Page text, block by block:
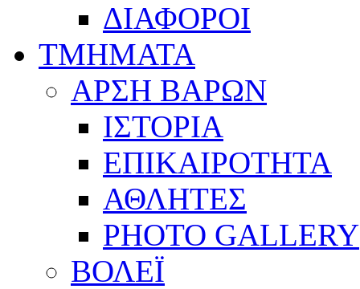
ΔΙΑΦΟΡΟΙ
ΤΜΗΜΑΤΑ
ΑΡΣΗ ΒΑΡΩΝ
ΙΣΤΟΡΙΑ
ΕΠΙΚΑΙΡΟΤΗΤΑ
ΑΘΛΗΤΕΣ
PHOTO GALLERY
ΒΟΛΕΪ